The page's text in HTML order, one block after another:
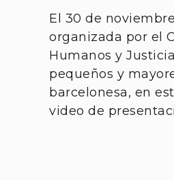
El 30 de
organizada por el
Humanos y
pequeños y
barcelonesa, en
video de